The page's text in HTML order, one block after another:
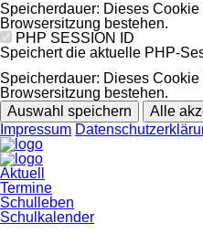
Speicherdauer: Dieses
Browsersitzung bestehen.
PHP SESSION ID
Speichert die aktuelle PHP-
Speicherdauer: Dieses
Browsersitzung bestehen.
Auswahl speichern
Alle
Impressum
Navigation
überspringen
Aktuell
Termine
Schulleben
Schulkalender